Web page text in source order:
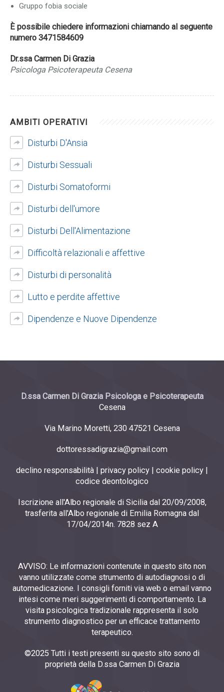
Gruppo fobia sociale
È possibile chiedere informazioni chiamando al seguente
numero 3471584609
Dr.ssa Carmen Di Grazia
Psicologa Psicoterapeuta Cesena
AMBITI OPERATIVI
Disturbi D'Ansia
Disturbi Sessuali
Disturbi Somatoformi
Disturbi dell'umore
Disturbi Dell'Alimentazione
Difficoltà relazionali e affettive
Disturbi di personalità
Lutto e perdite affettive
Dipendenze e Nuove Dipendenze
D.ssa Carmen Di Grazia Psicologa e Psicoterapeuta
Cesena
Via Marino Moretti, 230 47521 Cesena
dottoressadigrazia@gmail.com
declino responsabilità | privacy policy | cookie policy |
codice deontologico
Iscrizione all'Albo regionale di Sicilia dal 20/09/2008,
trasferita all'Albo regionale di Emilia Romagna dal
17/04/2014n. 7828 sez A
AVVISO: Le informazioni contenute in questo sito non
vanno utilizzate come strumento di autodiagnosi o di
automedicazione. I consigli forniti via web o email vanno
intesi come meri suggerimenti di comportamento. La
visita psicologica tradizionale rappresenta il solo
strumento diagnostico per un efficace trattamento
terapeutico.
©2025 Tutti i testi presenti su questo sito sono di
proprietà della D.ssa Carmen Di Grazia